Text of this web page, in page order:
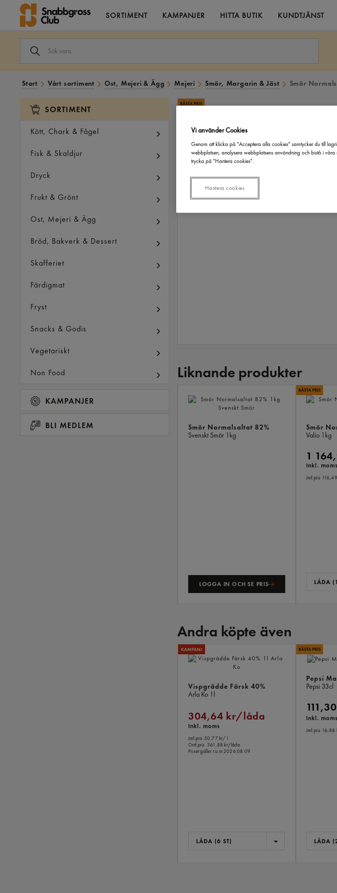
SORTIMENT KAMPANJER HITTA BUTIK KUNDTJÄNST
VARA
Start Vårt sortiment Ost, Mejeri & Ägg Mejeri Smör, Margarin & Jäst Smör
SORTIMENT
Kött, Chark & Fågel
Fisk & Skaldjur
Dryck
Frukt & Grönt
Ost, Mejeri & Ägg
Bröd, Bakverk & Dessert
Skafferiet
Färdigmat
Fryst
Snacks & Godis
Vegetariskt
Non Food
KAMPANJER
BLI MEDLEM
Liknande produkter
Smör Normalsaltat 82%
Svenskt Smör 1kg
LOGGA IN OCH SE PRIS
Smör
Valio 1kg
1
Inkl. moms
Jmf.pris
LÅDA
Andra köpte även
Vispgrädde Färsk 40%
Arla Ko 1l
304,64 kr/låda
Inkl. moms
Jmf.pris 50,77 kr/ l
Ord.pris 361,88 kr/låda
Priset gäller t.o.m 2026.08.09
LÅDA (6 ST)
Pepsi
Pepsi 33cl
Inkl. moms
Jmf.pris 16,88
LÅDA
Vi använder Cookies
Genom att klicka på "Acceptera alla cookies" samtycker du till
webbplatsen, analysera webbplatsens användning och bistå i
trycka på "Hantera cookies".
Hantera cookies